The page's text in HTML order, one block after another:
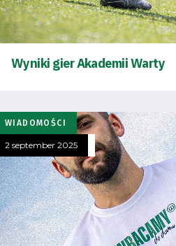
Wyniki gier Akademii Warty
WIADOMOŚCI
2 september 2025